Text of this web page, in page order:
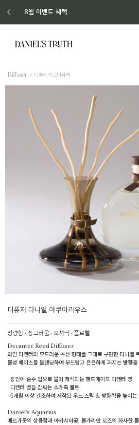
디스커버리 세트 No.1 출시
8월 이벤트 혜택
8월 증정품
신규회원 가입 혜택
Diffuser 디켄터 리드디퓨저
디퓨저 다니엘 아쿠아리우스
청량함 ∙ 싱그러움 ∙ 오셔닉 ∙ 플로럴
Decanter Reed Diffuser
와인 디켄터의 부드러운 곡선 형태를 그대로 구현한 다니엘
물성 베이스를 블렌딩하여 부드럽고 은은하게 퍼지는 발향
∙ 장인이 순수 입으로 불어 제작되는 핸드메이드 디켄터 병
∙ 디켄터 병을 감싸는 소가죽 벨트
∙ 6개월 이상 건조하여 제작된 우드 스틱 & 방향력을 높이는
Daniel's Aquarius
베르가못의 상큼함과 아카시아꽃, 불가리안 로즈의 화사한